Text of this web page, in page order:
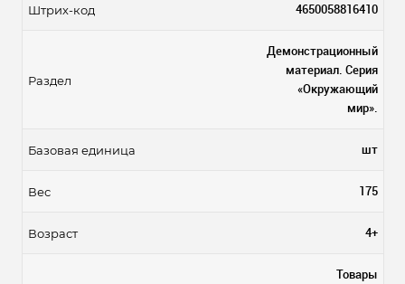
Штрих-код 4650058816410
Раздел
Демонстрационный
материал. Серия
«Окружающий
мир».
Базовая единица шт
Вес 175
Возраст 4+
Товары